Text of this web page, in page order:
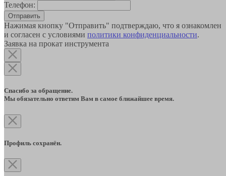
Телефон:
Отправить
Нажимая кнопку "Отправить" подтверждаю, что я ознакомлен
и согласен с условиями политики конфиденциальности.
Заявка на прокат инструмента
Спасибо за обращение.
Мы обязательно ответим Вам в самое ближайшее время.
Профиль сохранён.